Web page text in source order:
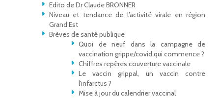
Edito de Dr Claude BRONNER
Niveau et tendance de l’activité virale en région
Grand Est
Brèves de santé publique
Quoi de neuf dans la campagne de
vaccination grippe/covid qui commence ?
Chiffres repères couverture vaccinale
Le vaccin grippal, un vaccin contre
l'infarctus ?
Mise à jour du calendrier vaccinal